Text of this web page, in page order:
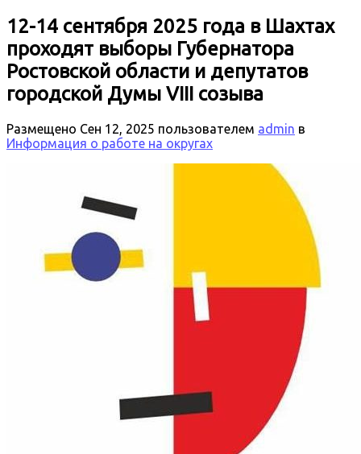
12-14 сентября 2025 года в Шахтах
проходят выборы Губернатора
Ростовской области и депутатов
городской Думы VIII созыва
Размещено Сен 12, 2025 пользователем admin в
Информация о работе на округах